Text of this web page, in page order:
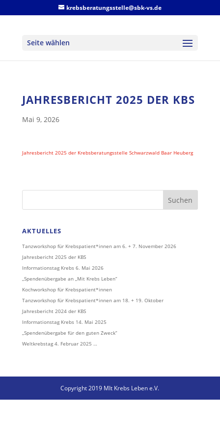
krebsberatungsstelle@sbk-vs.de
Seite wählen
JAHRESBERICHT 2025 DER KBS
Mai 9, 2026
Jahresbericht 2025 der Krebsberatungsstelle Schwarzwald Baar Heuberg
AKTUELLES
Tanzworkshop für Krebspatient*innen am 6. + 7. November 2026
Jahresbericht 2025 der KBS
Informationstag Krebs 6. Mai 2026
„Spendenübergabe an „Mit Krebs Leben“
Kochworkshop für Krebspatient*innen
Tanzworkshop für Krebspatient*innen am 18. + 19. Oktober
Jahresbericht 2024 der KBS
Informationstag Krebs 14. Mai 2025
„Spendenübergabe für den guten Zweck“
Weltkrebstag 4. Februar 2025 …
Copyright 2019 MIt Krebs Leben e.V.